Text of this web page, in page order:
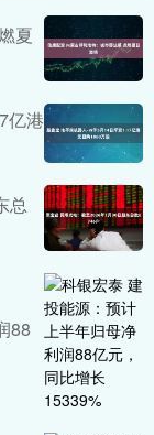
夏
亿港
总
88